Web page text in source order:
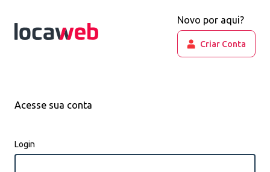
Acesse sua conta
Login
Novo por aqui?
Criar Conta